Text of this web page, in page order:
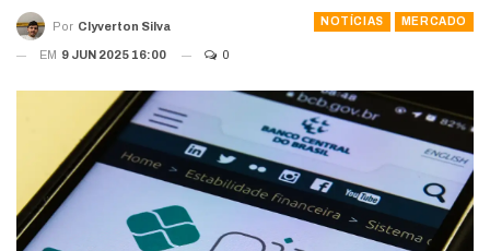
NOTÍCIAS MERCADO
Por Clyverton Silva
EM 9 JUN 2025 16:00 0